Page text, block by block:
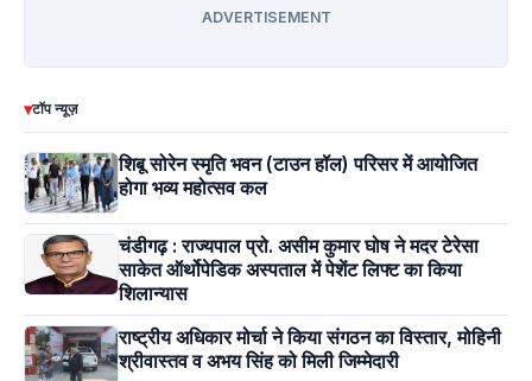
ADVERTISEMENT
▾टॉप न्यूज़
शिबू सोरेन स्मृति भवन (टाउन हॉल) परिसर में आयोजित
होगा भव्य महोत्सव कल
चंडीगढ़ : राज्यपाल प्रो. असीम कुमार घोष ने मदर टेरेसा
साकेत ऑर्थोपेडिक अस्पताल में पेशेंट लिफ्ट का किया
शिलान्यास
राष्ट्रीय अधिकार मोर्चा ने किया संगठन का विस्तार, मोहिनी
श्रीवास्तव व अभय सिंह को मिली जिम्मेदारी